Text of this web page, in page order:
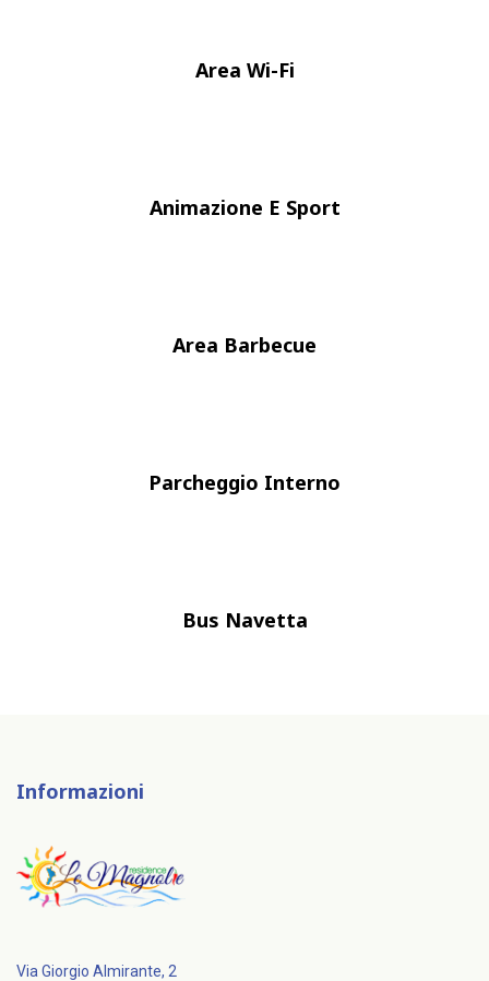
Area Wi-Fi
Animazione E Sport
Area Barbecue
Parcheggio Interno
Bus Navetta
Informazioni
Via Giorgio Almirante, 2